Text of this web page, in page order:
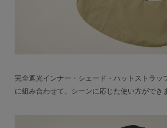
完全遮光インナー・シェード・ハットストラッ
に組み合わせて、シーンに応じた使い方ができ